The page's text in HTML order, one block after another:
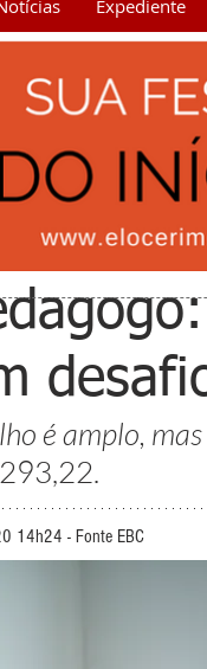
Expediente
é amplo,
14h24 - Fonte EBC